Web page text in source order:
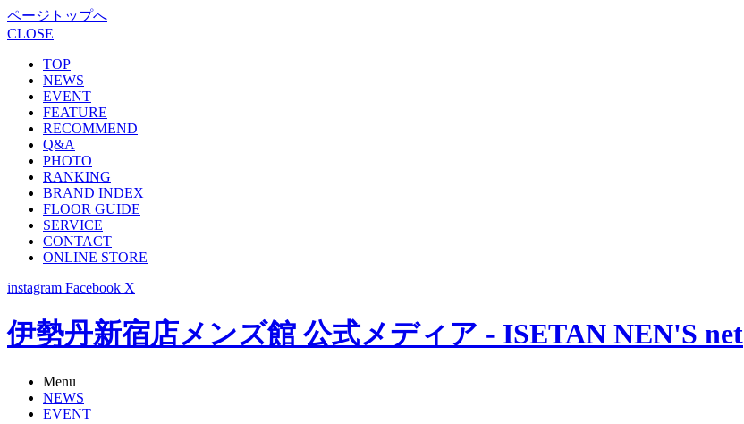
ページトップへ
CLOSE
TOP
NEWS
EVENT
FEATURE
RECOMMEND
Q&A
PHOTO
RANKING
BRAND INDEX
FLOOR GUIDE
SERVICE
CONTACT
ONLINE STORE
instagram Facebook X
伊勢丹新宿店メンズ館 公式メディア - ISETAN NEN'S net
Menu
NEWS
EVENT